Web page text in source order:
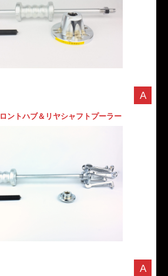
ントハブ＆リヤシャフトプーラー
A
A